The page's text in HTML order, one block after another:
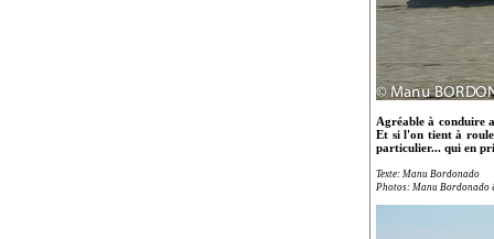
Agréable à conduire
Et si l'on tient à
particulier... qui en
Texte: Manu Bordonado
Photos: Manu Bordonado